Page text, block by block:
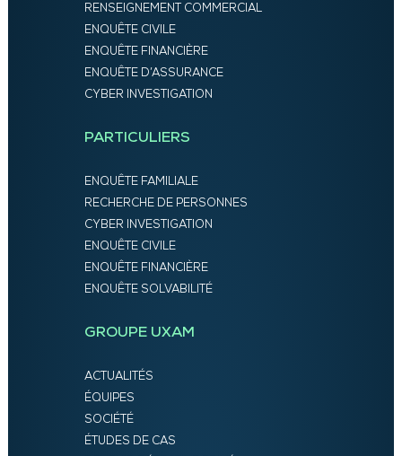
RENSEIGNEMENT COMMERCIAL
ENQUÊTE CIVILE
ENQUÊTE FINANCIÈRE
ENQUÊTE D’ASSURANCE
CYBER INVESTIGATION
PARTICULIERS
ENQUÊTE FAMILIALE
RECHERCHE DE PERSONNES
CYBER INVESTIGATION
ENQUÊTE CIVILE
ENQUÊTE FINANCIÈRE
ENQUÊTE SOLVABILITÉ
GROUPE UXAM
ACTUALITÉS
ÉQUIPES
SOCIÉTÉ
ÉTUDES DE CAS